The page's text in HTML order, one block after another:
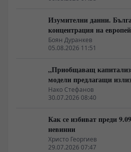
Изумителни данни.
концентрация на
на най-богатия 1%,
Боян Дуранкев
05.08.2026 11:51
„Приобщаващ
модели предлагащи
неолиберализма
Нако Стефанов
30.07.2026 08:40
Как се избиват преди
невинни
Христо Георгиев
29.07.2026 07:47